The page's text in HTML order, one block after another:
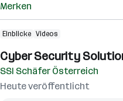
Merken
Einblicke Videos
Cyber Security
SSI Schäfer Österreich
Heute veröffentlicht